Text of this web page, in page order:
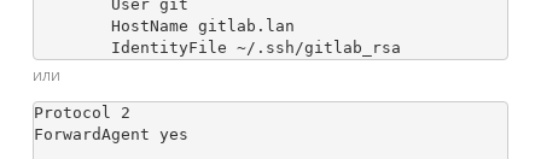
или
Protocol 2
ForwardAgent yes